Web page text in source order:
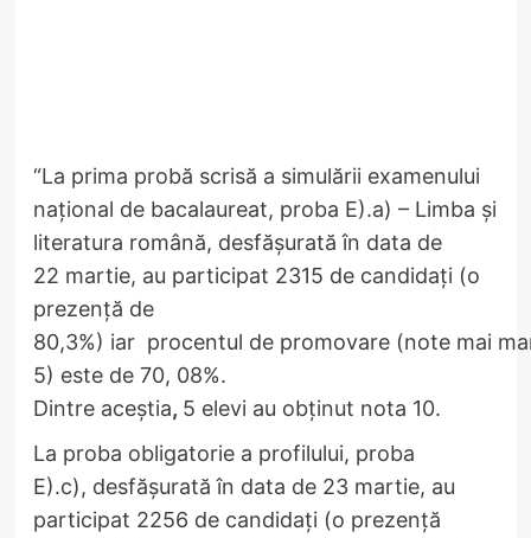
“La prima probă scrisă a simulării examenului
național de bacalaureat, proba E).a) – Limba și
literatura română, desfășurată în data de
22 martie, au participat 2315 de candidați (o
prezență de
80,3%) iar procentul de promovare (note mai
5) este de 70, 08%.
Dintre aceștia, 5 elevi au obținut nota 10.
La proba obligatorie a profilului, proba
E).c), desfășurată în data de 23 martie, au
participat 2256 de candidați (o prezență